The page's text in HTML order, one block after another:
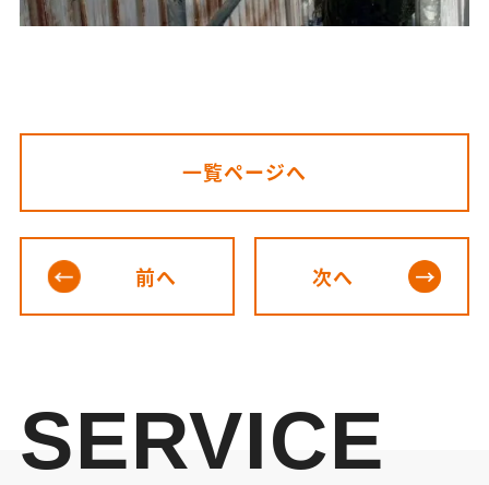
前へ
一覧ページへ
次へ
SERVICE